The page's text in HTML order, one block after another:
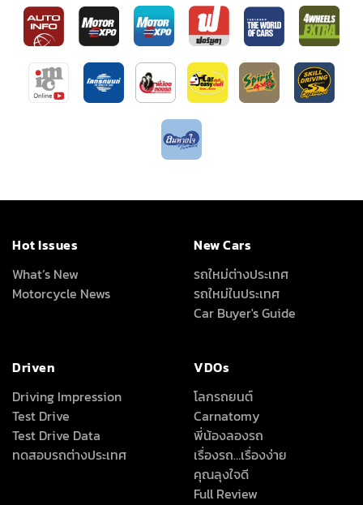
Hot Issues
What’s New
Motorcycle News
New Cars
รถใหม่ต่างประเทศ
รถใหม่ในประเทศ
Car Buyer's Guide
Driven
Driving Impression
Test Drive
Test Drive Data
ทดสอบรถต่างประเทศ
VDOs
โลกรถยนต์
Carnatomy
พี่น้องลองรถ
เรื่องรถ…เรื่องง่าย
คุณลุงใจดี
Full Review